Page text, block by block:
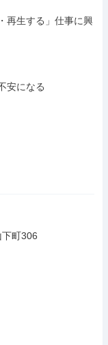
再生する」仕事に興
安になる
町306